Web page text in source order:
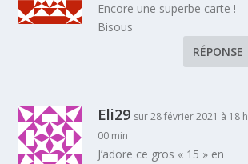
Encore une superbe carte !
Bisous
RÉPONSE
Eli29 sur 28 février 2021 à 18 h
00 min
J’adore ce gros « 15 » en